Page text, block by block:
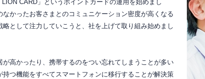
CARD」というポイントカードの運用を始めまし
かったお客さまとのコミュニケーション密度が高くなる
として注力していこうと、社を上げて取り組み始めまし
高かったり、携帯するのをつい忘れてしまうことが多い
つ機能をすべてスマートフォンに移行することが解決策